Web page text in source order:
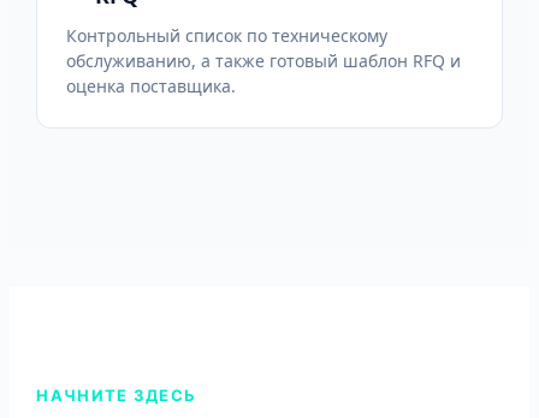
Контрольный список по техническому
обслуживанию, а также готовый шаблон RFQ и
оценка поставщика.
НАЧНИТЕ ЗДЕСЬ